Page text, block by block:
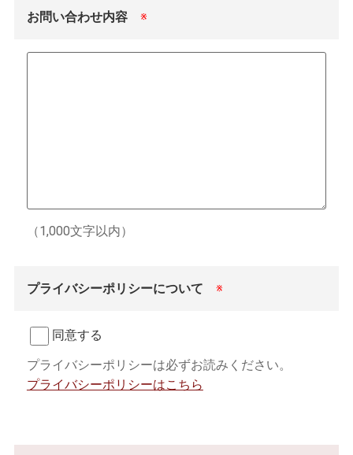
お問い合わせ内容 ※
（1,000文字以内）
プライバシーポリシーについて ※
同意する
プライバシーポリシーは必ずお読みください。
プライバシーポリシーはこちら